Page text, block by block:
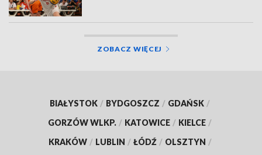
ZOBACZ WIĘCEJ
BIAŁYSTOK / BYDGOSZCZ / GDAŃSK /
GORZÓW WLKP. / KATOWICE / KIELCE /
KRAKÓW / LUBLIN / ŁÓDŹ / OLSZTYN /